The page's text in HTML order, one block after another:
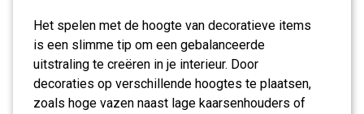
Het spelen met de hoogte van decoratieve items
is een slimme tip om een gebalanceerde
uitstraling te creëren in je interieur. Door
decoraties op verschillende hoogtes te plaatsen,
zoals hoge vazen naast lage kaarsenhouders of